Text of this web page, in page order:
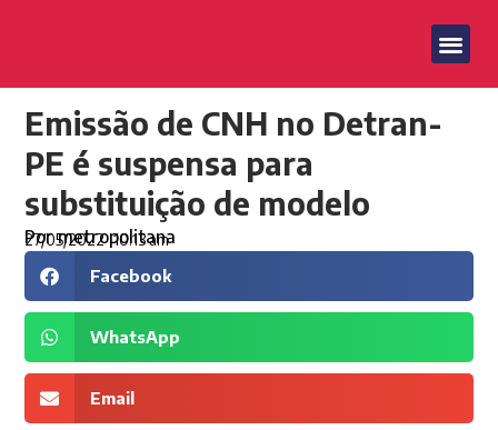
Emissão de CNH no Detran-
PE é suspensa para
substituição de modelo
Pormetropolitana
27/05/2022 10:13 am
Facebook
WhatsApp
Email